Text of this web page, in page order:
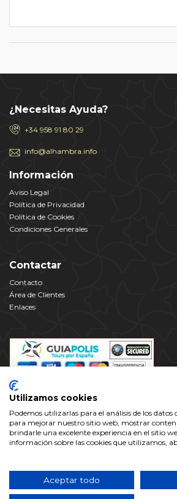
¿Necesitas Ayuda?
+34 958 91 80 29
info@alhambra.info
Información
Aviso Legal
Política de Privacidad
Política de Cookies
Condiciones Generales
Contactar
Contacto
Área de Clientes
Enlaces
www.alhambra.info no es el sitio web
Generalife, ni tiene relación alguna con
Utilizamos cookies
Podemos utilizarlas para el análisis de los datos
para mejorar nuestro sitio web, mostrar
brindarle una excelente experiencia en el sitio
información sobre las cookies que utilizamos,
Aceptar todo